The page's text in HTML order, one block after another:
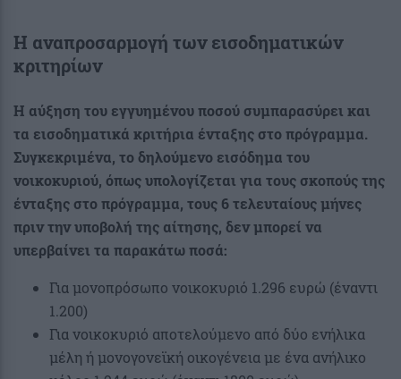
Η αναπροσαρμογή των εισοδηματικών
κριτηρίων
Η αύξηση του εγγυημένου ποσού συμπαρασύρει και
τα εισοδηματικά κριτήρια ένταξης στο πρόγραμμα.
Συγκεκριμένα, το δηλούμενο εισόδημα του
νοικοκυριού, όπως υπολογίζεται για τους σκοπούς της
ένταξης στο πρόγραμμα, τους 6 τελευταίους μήνες
πριν την υποβολή της αίτησης, δεν μπορεί να
υπερβαίνει τα παρακάτω ποσά:
Για μονοπρόσωπο νοικοκυριό 1.296 ευρώ (έναντι
1.200)
Για νοικοκυριό αποτελούμενο από δύο ενήλικα
μέλη ή μονογονεϊκή οικογένεια με ένα ανήλικο